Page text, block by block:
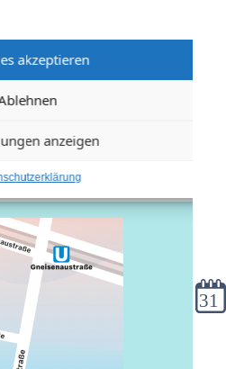
akzeptieren
anzeigen